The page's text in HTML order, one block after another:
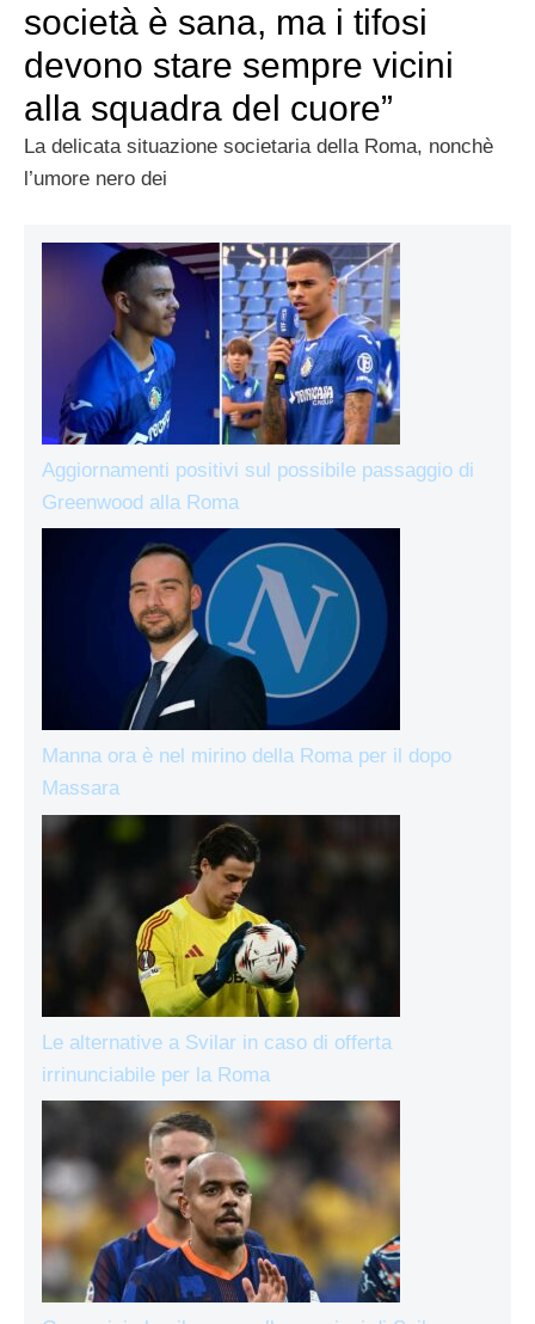
società è sana, ma i tifosi
devono stare sempre vicini
alla squadra del cuore”
La delicata situazione societaria della Roma, nonchè
l’umore nero dei
Aggiornamenti positivi sul possibile passaggio di
Greenwood alla Roma
Manna ora è nel mirino della Roma per il dopo
Massara
Le alternative a Svilar in caso di offerta
irrinunciabile per la Roma